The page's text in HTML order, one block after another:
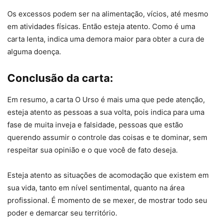
Os excessos podem ser na alimentação, vícios, até mesmo
em atividades físicas. Então esteja atento. Como é uma
carta lenta, indica uma demora maior para obter a cura de
alguma doença.
Conclusão da carta:
Em resumo, a carta O Urso é mais uma que pede atenção,
esteja atento as pessoas a sua volta, pois indica para uma
fase de muita inveja e falsidade, pessoas que estão
querendo assumir o controle das coisas e te dominar, sem
respeitar sua opinião e o que você de fato deseja.
Esteja atento as situações de acomodação que existem em
sua vida, tanto em nível sentimental, quanto na área
profissional. É momento de se mexer, de mostrar todo seu
poder e demarcar seu território.